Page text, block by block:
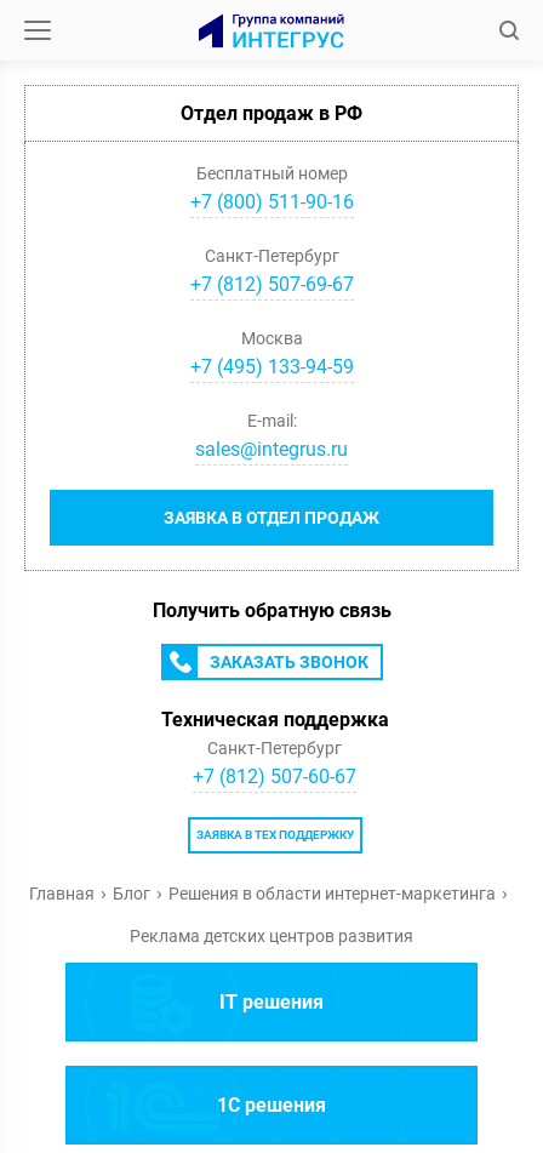
Отдел продаж в РФ
Бесплатный номер
+7 (800) 511-90-16
Санкт-Петербург
+7(812) 507-69-67
Москва
+7(495) 133-94-59
ЗАЯВКА В ОТДЕЛ ПРОДАЖ
E-mail:
sales@integrus.ru
Получить обратную связь
ЗАКАЗАТЬ ЗВОНОК
Техническая поддержка
Санкт-Петербург
+7 (812) 507-60-67
ЗАЯВКА В ТЕХ ПОДДЕРЖКУ
Главная Блог Решения в области интернет-маркетинга
Реклама детских центров развития
IT решения
1C решения